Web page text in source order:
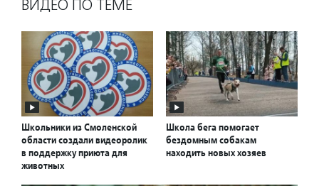
ВИДЕО ПО ТЕМЕ
Школьники из Смоленской
области создали видеоролик
в поддержку приюта для
животных
Школа бега помогает
бездомным собакам
находить новых хозяев